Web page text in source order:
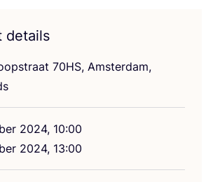
details
70HS, Amster­dam,
2024, 10:00
2024, 13:00